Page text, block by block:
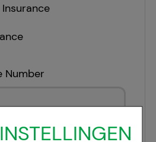
Number